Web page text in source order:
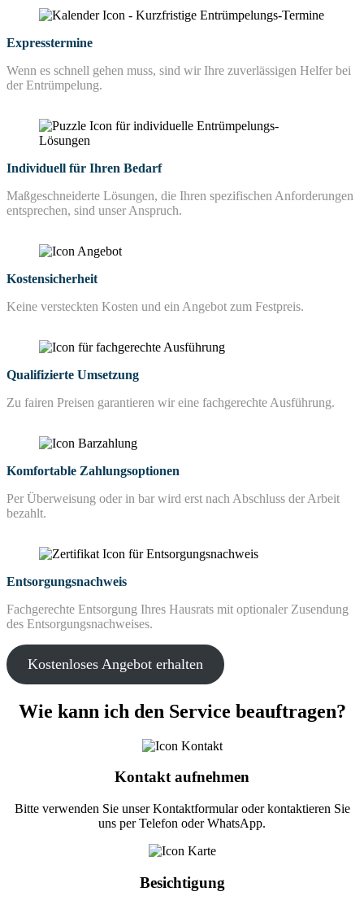
Expresstermine
Wenn es schnell gehen muss, sind wir Ihre zuverlässigen Helfer bei
der Entrümpelung.
Individuell für Ihren Bedarf
Maßgeschneiderte Lösungen, die Ihren spezifischen Anforderungen
entsprechen, sind unser Anspruch.
Kostensicherheit
Keine versteckten Kosten und ein Angebot zum Festpreis.
Qualifizierte Umsetzung
Zu fairen Preisen garantieren wir eine fachgerechte Ausführung.
Komfortable Zahlungsoptionen
Per Überweisung oder in bar wird erst nach Abschluss der Arbeit
bezahlt.
Entsorgungsnachweis
Fachgerechte Entsorgung Ihres Hausrats mit optionaler Zusendung
des Entsorgungsnachweises.
Kostenloses Angebot erhalten
Wie kann ich den Service beauftragen?
Kontakt aufnehmen
Bitte verwenden Sie unser Kontaktformular oder kontaktieren Sie
uns per Telefon oder WhatsApp.
Besichtigung